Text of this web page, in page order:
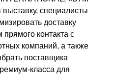
специалисты
доставку
прямого контакта с
компаний, а также
поставщика
класса для